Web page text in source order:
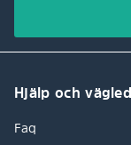
Hjälp och
Faq